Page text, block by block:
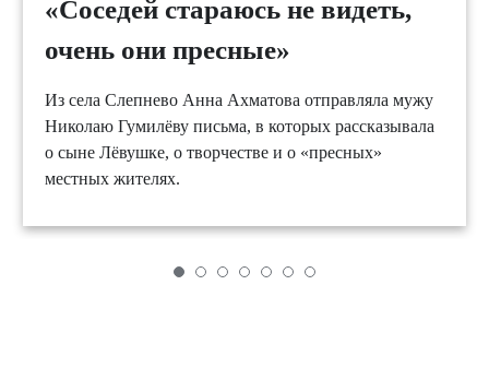
«Соседей стараюсь не видеть,
очень они пресные»
Из села Слепнево Анна Ахматова отправляла мужу
Николаю Гумилёву письма, в которых рассказывала
о сыне Лёвушке, о творчестве и о «пресных»
местных жителях.